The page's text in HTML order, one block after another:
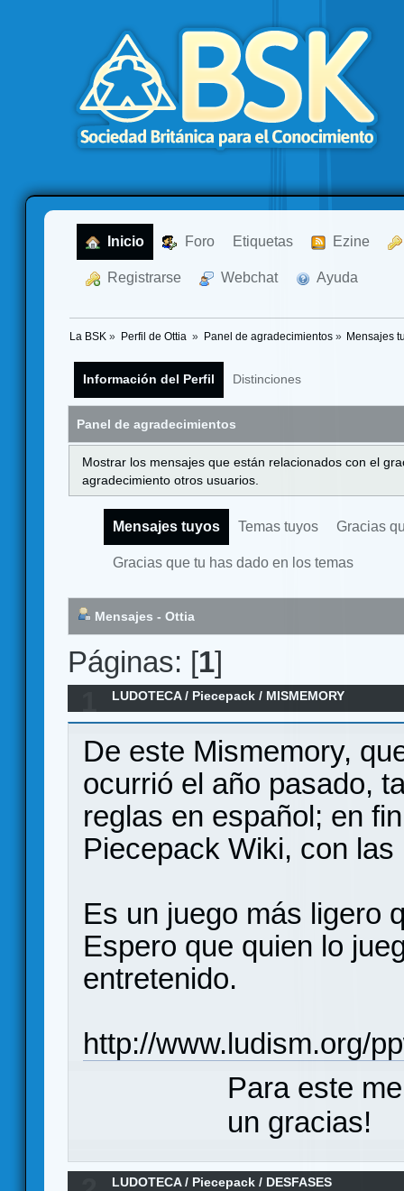
Inicio Foro Etiquetas Ezine
Registrarse Webchat Ayuda
La BSK » Perfil de Ottia » Panel de agradecimientos» Mensajes
Información del Perfil Distinciones
Panel de agradecimientos
Mostrar los mensajes que están relacionados con el
agradecimiento otros usuarios.
Mensajes tuyos Temas tuyos Gracias
Gracias que tu has dado en los temas
Mensajes - Ottia
Páginas: [1]
LUDOTECA/ Piecepack / MISMEMORY
De este Mismemory,
ocurrió el año pasado,
reglas en español; en
Piecepack Wiki, con
Es un juego más ligero
Espero que quien lo
entretenido.
http://www.ludism.org/
Para este
un gracias!
LUDOTECA/ Piecepack / DESFASES